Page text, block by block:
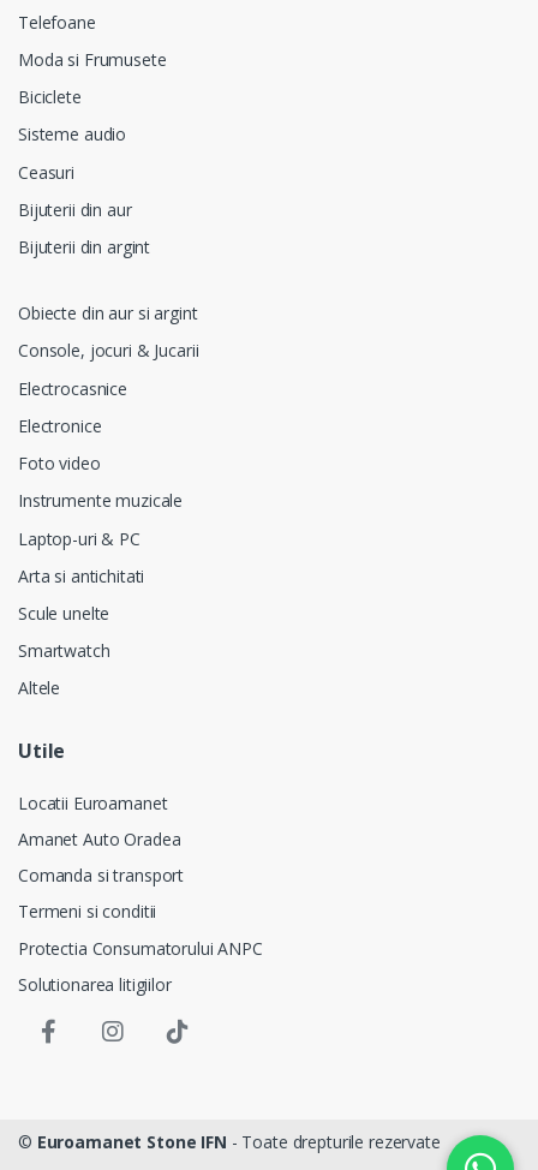
Telefoane
Moda si Frumusete
Biciclete
Sisteme audio
Ceasuri
Bijuterii din aur
Bijuterii din argint
Obiecte din aur si argint
Console, jocuri & Jucarii
Electrocasnice
Electronice
Foto video
Instrumente muzicale
Laptop-uri & PC
Arta si antichitati
Scule unelte
Smartwatch
Altele
Utile
Locatii Euroamanet
Amanet Auto Oradea
Comanda si transport
Termeni si conditii
Protectia Consumatorului ANPC
Solutionarea litigiilor
© Euroamanet Stone IFN - Toate drepturile rezervate